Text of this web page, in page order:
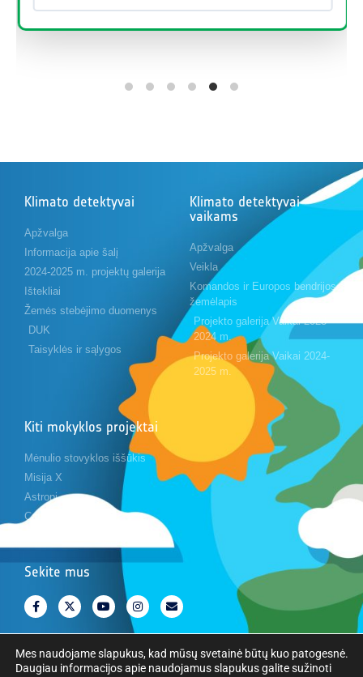
Klimato detektyvai
Apžvalga
Informacija apie šalį
2024-2025 m. projektų galerija
Ištekliai
Žemės stebėjimo duomenys
DUK
Taisyklės ir sąlygos
Klimato detektyvai
vaikams
Apžvalga
Veikla
Komandos ir Europos bendrijos
žemėlapis
Projekto galerija Vaikai 2023-
2024 m.
Projekto galerija Vaikai 2024-
2025 m.
Kiti mokyklos projektai
Mėnulio stovyklos iššūkis
Misija X
Astropi
Cansat
Sekite mus
Mes naudojame slapukus, kad mūsų svetainė būtų kuo patogesnė.
Daugiau informacijos apie naudojamus slapukus galite sužinoti